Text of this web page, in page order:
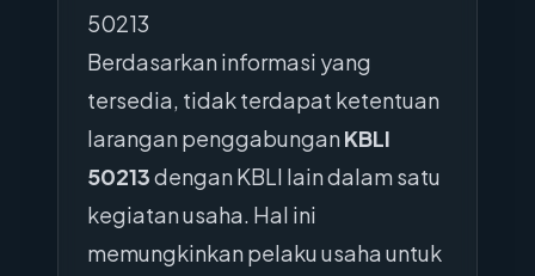
50213
Berdasarkan informasi yang
tersedia, tidak terdapat ketentuan
larangan penggabungan KBLI
50213dengan KBLI lain dalam satu
kegiatan usaha. Hal ini
memungkinkan pelaku usaha untuk